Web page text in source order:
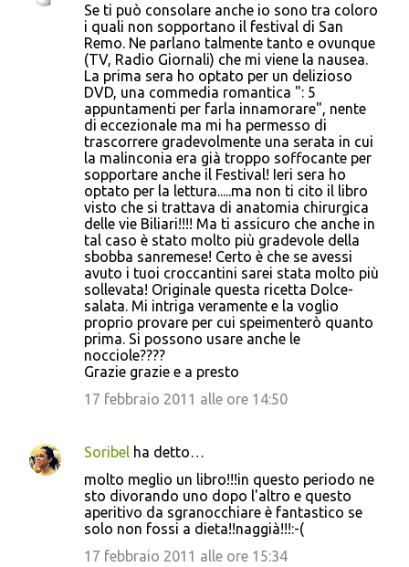
Se ti può consolare anche io sono tra coloro
i quali non sopportano il festival di San
Remo. Ne parlano talmente tanto e ovunque
(TV, Radio Giornali) che mi viene la nausea.
La prima sera ho optato per un delizioso
DVD, una commedia romantica ": 5
appuntamenti per farla innamorare", nente
di eccezionale ma mi ha permesso di
trascorrere gradevolmente una serata in cui
la malinconia era già troppo soffocante per
sopportare anche il Festival! Ieri sera ho
optato per la lettura.....ma non ti cito il libro
visto che si trattava di anatomia chirurgica
delle vie Biliari!!!! Ma ti assicuro che anche in
tal caso è stato molto più gradevole della
sbobba sanremese! Certo è che se avessi
avuto i tuoi croccantini sarei stata molto più
sollevata! Originale questa ricetta Dolce-
salata. Mi intriga veramente e la voglio
proprio provare per cui speimenterò quanto
prima. Si possono usare anche le
nocciole????
Grazie grazie e a presto
17 febbraio 2011 alle ore 14:50
Soribel ha detto…
molto meglio un libro!!!in questo periodo ne
sto divorando uno dopo l'altro e questo
aperitivo da sgranocchiare è fantastico se
solo non fossi a dieta!!naggià!!!:-(
17 febbraio 2011 alle ore 15:34